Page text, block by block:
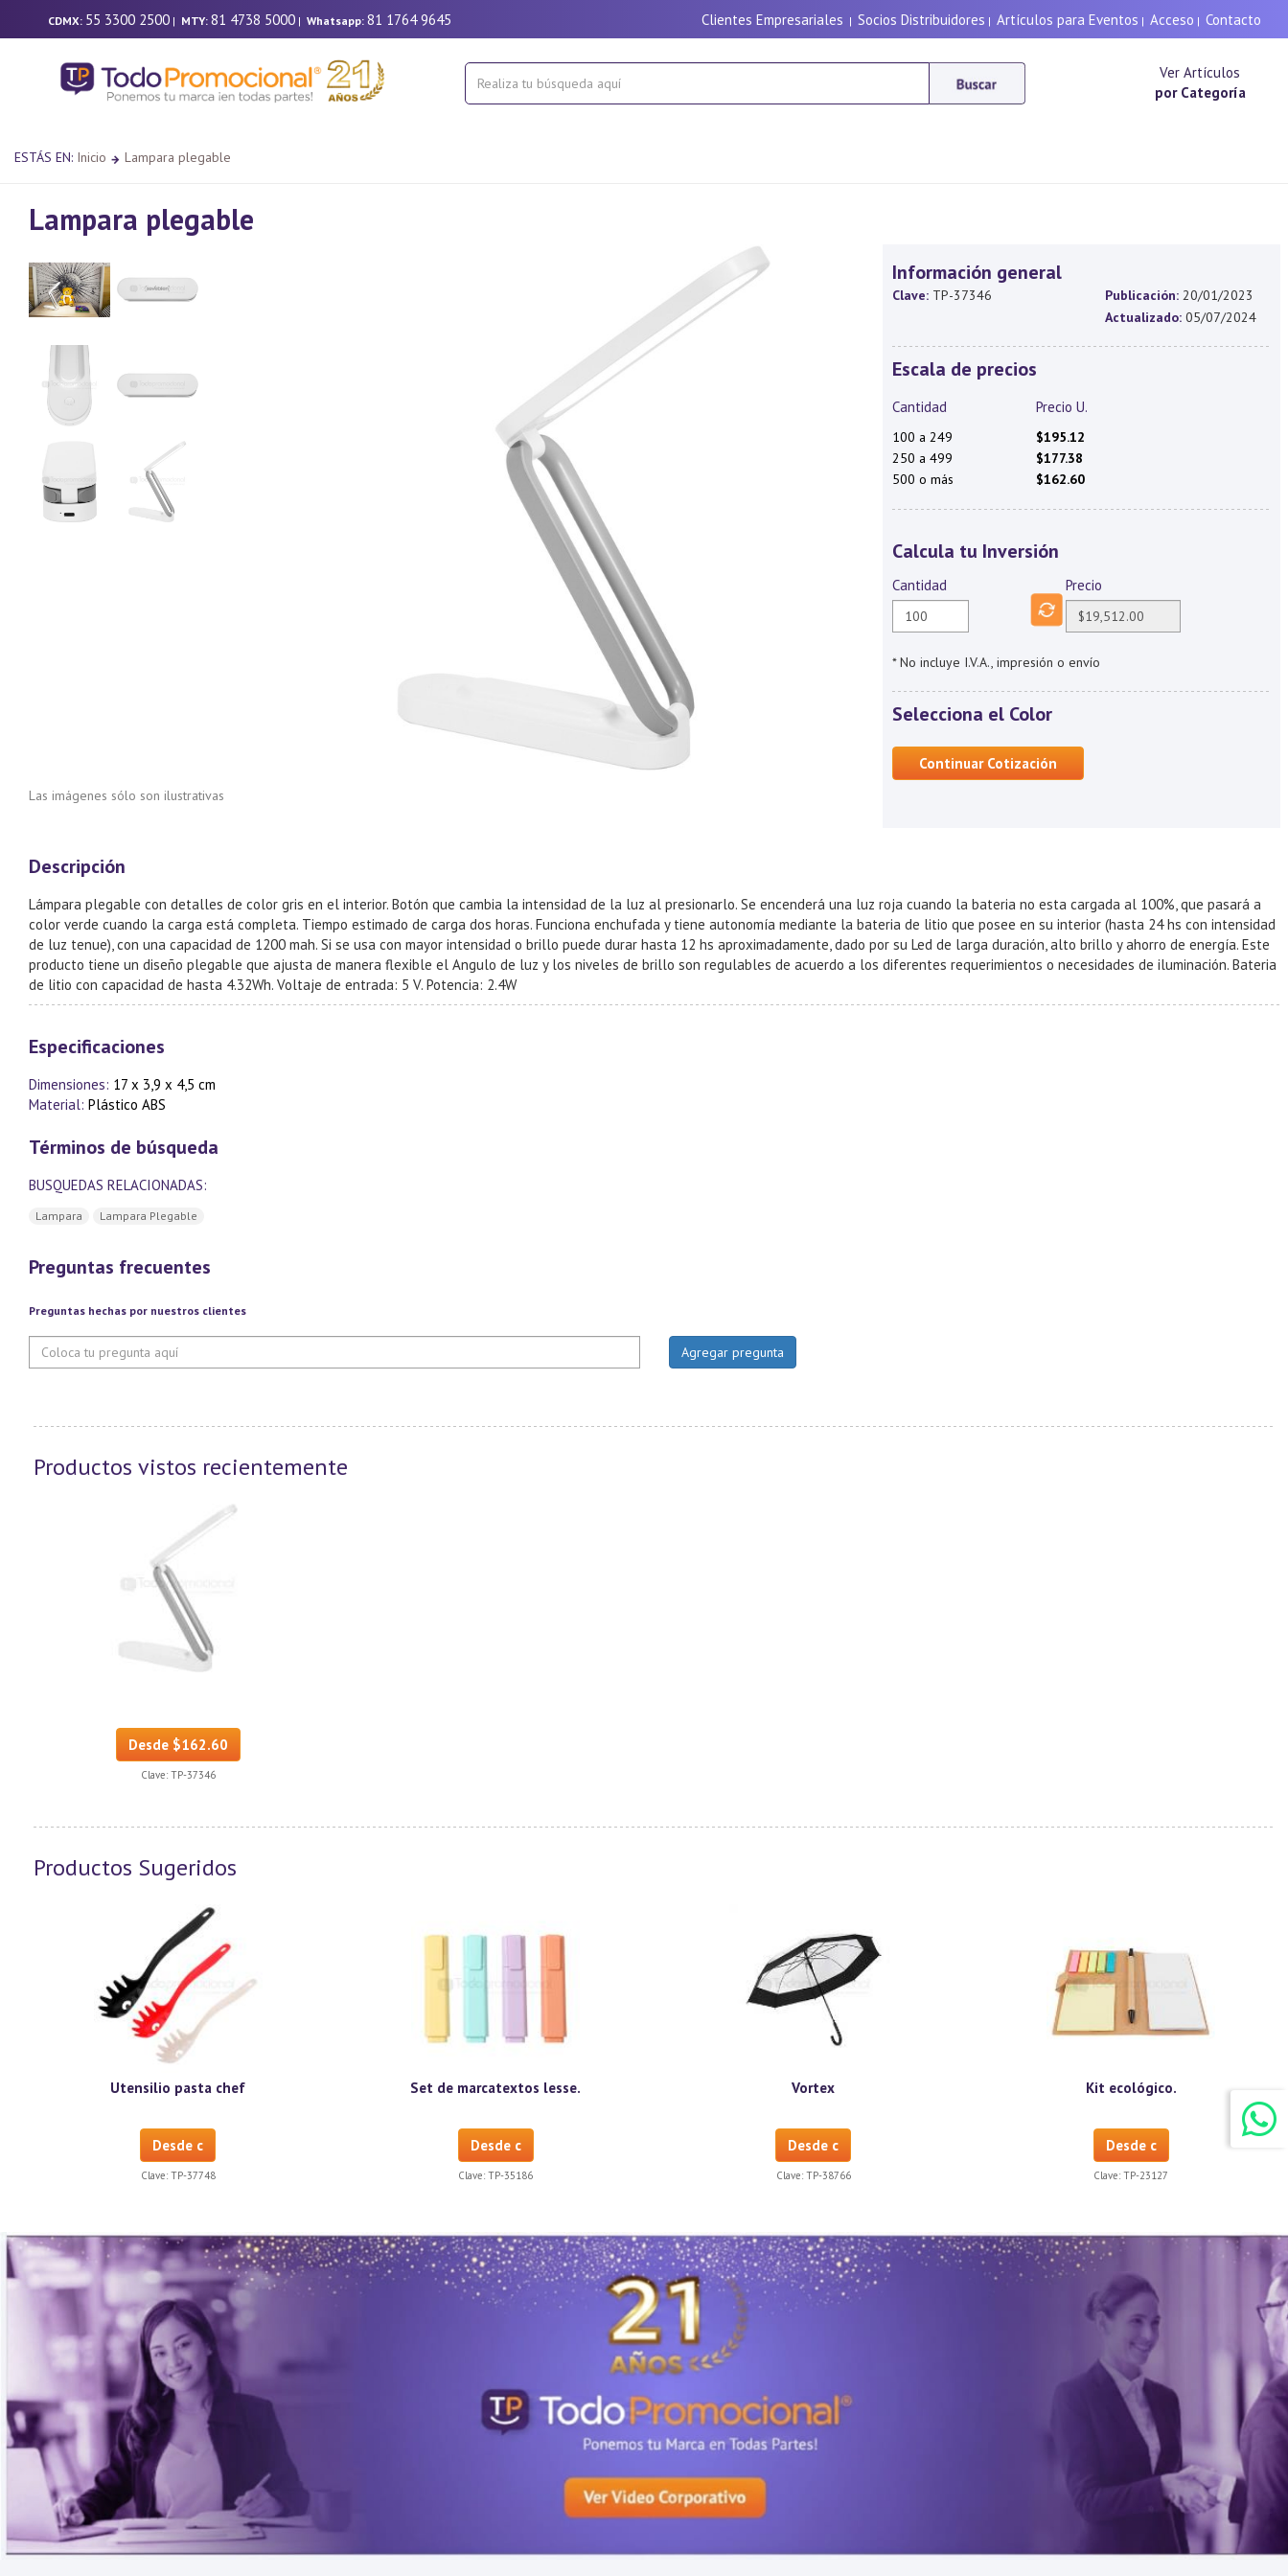
CDMX: 55 3300 2500 | MTY: 81 4738 5000 | Whatsapp: 81 1764 9645 Clientes Empresariales | Socios Distribuidores | Artículos para Eventos | Acceso | Contacto
Ver Artículos
por Categoría
ESTÁS EN: Inicio Lampara plegable
Lampara plegable
Las imágenes sólo son ilustrativas
Información general
Clave: TP-37346 Publicación: 20/01/2023
Actualizado: 05/07/2024
Escala de precios
Cantidad Precio U.
100 a 249
$195.12
250 a 499
$177.38
500 o más
$162.60
Calcula tu Inversión
Cantidad Precio
* No incluye I.V.A., impresión o envío
Selecciona el Color
Continuar Cotización
Descripción
Lámpara plegable con detalles de color gris en el interior. Botón que cambia la intensidad de la luz al presionarlo. Se encenderá una luz roja cuando la bateria no esta cargada al 100%, que pasará a
color verde cuando la carga está completa. Tiempo estimado de carga dos horas. Funciona enchufada y tiene autonomía mediante la bateria de litio que posee en su interior (hasta 24 hs con intensidad
de luz tenue), con una capacidad de 1200 mah. Si se usa con mayor intensidad o brillo puede durar hasta 12 hs aproximadamente, dado por su Led de larga duración, alto brillo y ahorro de energía. Este
producto tiene un diseño plegable que ajusta de manera flexible el Angulo de luz y los niveles de brillo son regulables de acuerdo a los diferentes requerimientos o necesidades de iluminación. Bateria
de litio con capacidad de hasta 4.32Wh. Voltaje de entrada: 5 V. Potencia: 2.4W
Especificaciones
Dimensiones: 17 x 3,9 x 4,5 cm
Material: Plástico ABS
Términos de búsqueda
BUSQUEDAS RELACIONADAS:
Lampara Lampara Plegable
Preguntas frecuentes
Preguntas hechas por nuestros clientes
Productos vistos recientemente
Desde $162.60
Clave: TP-37346
Productos Sugeridos
Utensilio pasta chef
Desde c
Clave: TP-37748
Set de marcatextos lesse.
Desde c
Clave:TP-35186
Vortex
Desde c
Clave: TP-38766
Kit ecológico.
Desde c
Clave:TP-23127